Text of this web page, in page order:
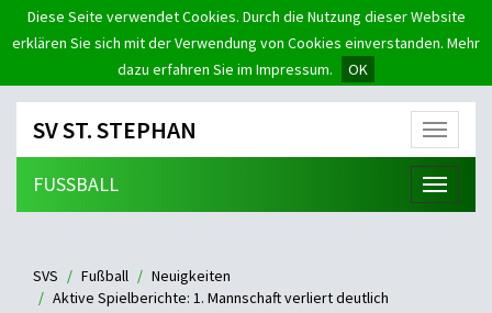
Diese Seite verwendet Cookies. Durch die Nutzung dieser Website
erklären Sie sich mit der Verwendung von Cookies einverstanden. Mehr
dazu erfahren Sie im Impressum.
OK
Menü
SV ST. STEPHAN
Menü
FUSSBALL
SVS Fußball
Neuigkeiten
Aktive Spielberichte: 1. Mannschaft verliert deutlich